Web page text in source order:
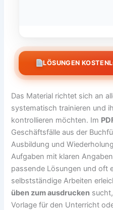
LÖSUNGEN
Das Material richtet sich an
systematisch trainieren und
kontrollieren möchten. Im
Geschäftsfälle aus der
Ausbildung und
Aufgaben mit klaren
passende Lösungen und oft
selbstständige Arbeiten
üben zum ausdrucken
Vorlage für den Unterricht